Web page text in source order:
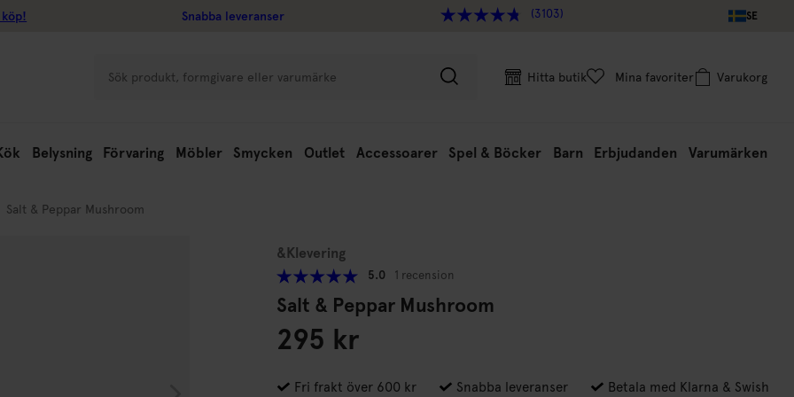
Snabba leveranser (3103) SE
Hitta butik Mina favoriter Varukorg
Belysning Förvaring Möbler Smycken Outlet Accessoarer Spel & Böcker Barn Erbjudanden Varumärken
Salt & Peppar Mushroom
&Klevering
5.0 1 recension
Salt & Peppar Mushroom
295 kr
Fri frakt över 600 kr Snabba leveranser Betala med Klarna & Swish